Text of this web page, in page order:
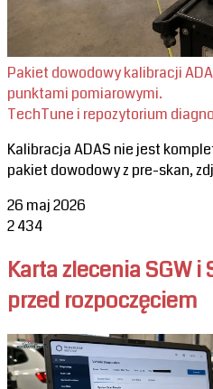
Pakiet dowodowy kalibracji
punktami pomiarowymi.
TechTune i repozytorium
Kalibracja ADAS nie jest
pakiet dowodowy z pre-skan,
26 maj 2026
2434
Karta zlecenia SGW
przed rozpoczęciem